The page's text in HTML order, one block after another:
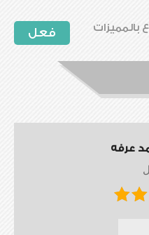
فعل
عرفه